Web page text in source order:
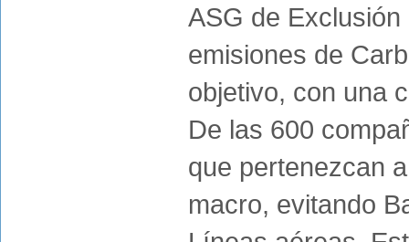
ASG de
emisiones de
objetivo, con una
De las 600
que pertenezcan
macro, evitando